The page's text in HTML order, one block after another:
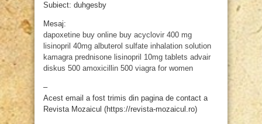
Subiect: duhgesby
Mesaj:
dapoxetine buy online buy acyclovir 400 mg
lisinopril 40mg albuterol sulfate inhalation solution
kamagra prednisone lisinopril 10mg tablets advair
diskus 500 amoxicillin 500 viagra for women
–
Acest email a fost trimis din pagina de contact a
Revista Mozaicul (https://revista-mozaicul.ro)